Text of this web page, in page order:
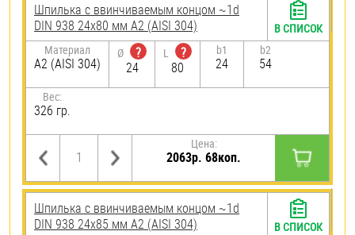
Шпилька c ввинчиваемым концом ~1d
DIN 938 24х80 мм А2 (AISI 304)
Материал
А2 (AISI 304)
Ø
?
24
L
?
80
b1
24
b2
54
Вес:
326 гр.
Цена:
2063р. 68коп.
В СПИСОК
Шпилька c ввинчиваемым концом ~1d
DIN 938 24х85 мм А2 (AISI 304)
В СПИСОК